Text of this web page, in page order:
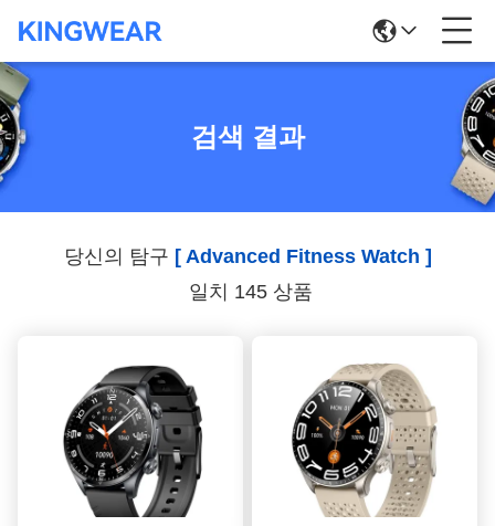
검색 결과
당신의 탐구 [ Advanced Fitness Watch ]
일치 145 상품